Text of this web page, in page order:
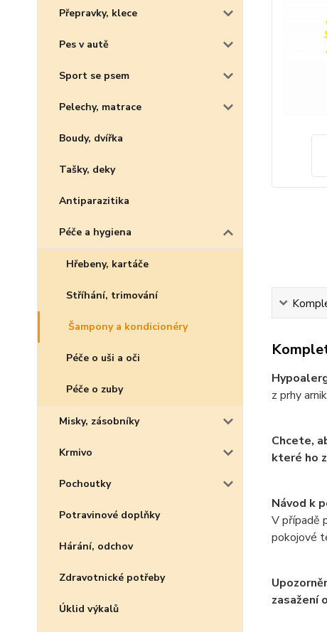
Přepravky, klece
Pes v autě
Sport se psem
Pelechy, matrace
Boudy, dvířka
Tašky, deky
Antiparazitika
Péče a hygiena
Hřebeny, kartáče
Stříhání, trimování
Šampony a kondicionéry
Péče o uši a oči
Péče o zuby
Misky, zásobníky
Krmivo
Pochoutky
Potravinové doplňky
Hárání, odchov
Zdravotnické potřeby
Úklid výkalů
z prhy
Chcete,
které ho
Návod k
V případě
pokojové
zasažení